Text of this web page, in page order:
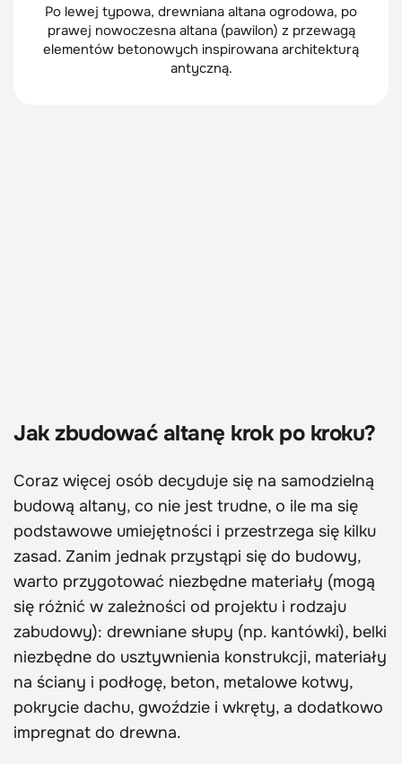
Po lewej typowa, drewniana altana ogrodowa, po
prawej nowoczesna altana (pawilon) z przewagą
elementów betonowych inspirowana architekturą
antyczną.
Jak zbudować altanę krok po kroku?
Coraz więcej osób decyduje się na samodzielną
budową altany, co nie jest trudne, o ile ma się
podstawowe umiejętności i przestrzega się kilku
zasad. Zanim jednak przystąpi się do budowy,
warto przygotować niezbędne materiały (mogą
się różnić w zależności od projektu i rodzaju
zabudowy): drewniane słupy (np. kantówki), belki
niezbędne do usztywnienia konstrukcji, materiały
na ściany i podłogę, beton, metalowe kotwy,
pokrycie dachu, gwoździe i wkręty, a dodatkowo
impregnat do drewna.